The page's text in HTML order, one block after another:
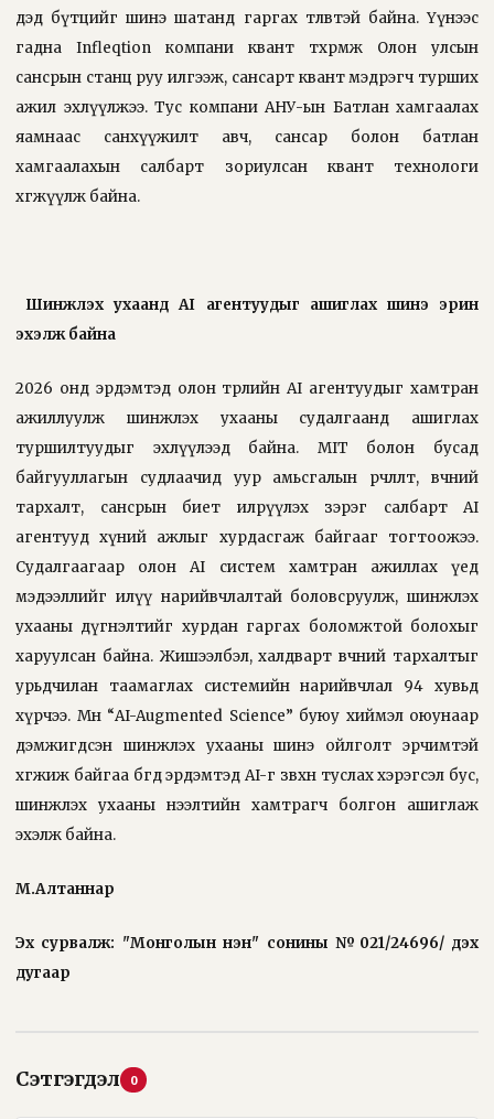
дэд бүтцийг шинэ шатанд гаргах төлөвтэй байна. Үүнээс
гадна Infleqtion компани квант төхөөрөмжөө Олон улсын
сансрын станц руу илгээж, сансарт квант мэдрэгч турших
ажил эхлүүлжээ. Тус компани АНУ-ын Батлан хамгаалах
яамнаас санхүүжилт авч, сансар болон батлан
хамгаалахын салбарт зориулсан квант технологи
хөгжүүлж байна.
Шинжлэх ухаанд AI агентуудыг ашиглах шинэ эрин
эхэлж байна
2026 онд эрдэмтэд олон төрлийн AI агентуудыг хамтран
ажиллуулж шинжлэх ухааны судалгаанд ашиглах
туршилтуудыг эхлүүлээд байна. MIT болон бусад
байгууллагын судлаачид уур амьсгалын өөрчлөлт, өвчний
тархалт, сансрын биет илрүүлэх зэрэг салбарт AI
агентууд хүний ажлыг хурдасгаж байгааг тогтоожээ.
Судалгаагаар олон AI систем хамтран ажиллах үед
мэдээллийг илүү нарийвчлалтай боловсруулж, шинжлэх
ухааны дүгнэлтийг хурдан гаргах боломжтой болохыг
харуулсан байна. Жишээлбэл, халдварт өвчний тархалтыг
урьдчилан таамаглах системийн нарийвчлал 94 хувьд
хүрчээ. Мөн “AI-Augmented Science” буюу хиймэл оюунаар
дэмжигдсэн шинжлэх ухааны шинэ ойлголт эрчимтэй
хөгжиж байгаа бөгөөд эрдэмтэд AI-г зөвхөн туслах хэрэгсэл бус,
шинжлэх ухааны нээлтийн хамтрагч болгон ашиглаж
эхэлж байна.
М.Алтаннар
Эх сурвалж: "Монголын үнэн" сонины №021/24696/ дэх
дугаар
Сэтгэгдэл 0